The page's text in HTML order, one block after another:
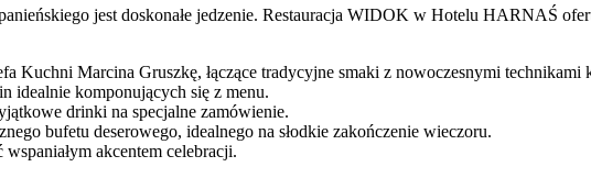
jest doskonałe jedzenie. Restauracja WIDOK w Hotelu HARNAŚ
Kuchni Marcina Gruszkę, łączące tradycyjne smaki z nowoczesnymi technikami
idealnie komponujących się z menu.
drinki na specjalne zamówienie.
bufetu deserowego, idealnego na słodkie zakończenie wieczoru.
akcentem celebracji.